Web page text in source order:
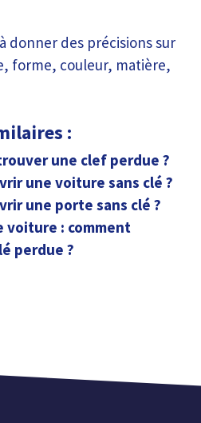
donner des précisions sur
forme, couleur, matière,
:
une clef perdue ?
une voiture sans clé ?
une porte sans clé ?
voiture : comment
perdue ?